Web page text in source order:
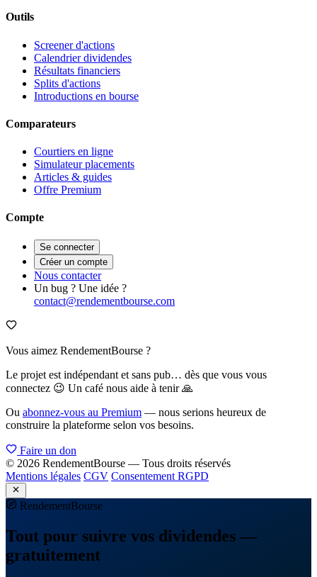
Outils
Screener d'actions
Calendrier dividendes
Résultats financiers
Splits d'actions
Introductions en bourse
Comparateurs
Courtiers en ligne
Simulateur placements
Articles & guides
Offre Premium
Compte
Se connecter
Créer un compte
Nous contacter
Un bug ? Une idée ?
contact@rendementbourse.com
Vous aimez RendementBourse ?
Le projet est indépendant et sans pub… dès que vous vous
connectez 😉 Un café nous aide à tenir 🙏
Ou abonnez-vous au Premium — nous serions heureux de
construire la plateforme selon vos besoins.
Faire un don
© 2026 RendementBourse — Tous droits réservés
Mentions légales CGV Consentement RGPD
RendementBourse
Tout pour suivre vos dividendes —
gratuitement